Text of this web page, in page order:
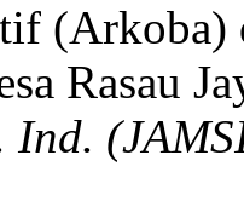
(Arkoba)
Rasau
Ind.